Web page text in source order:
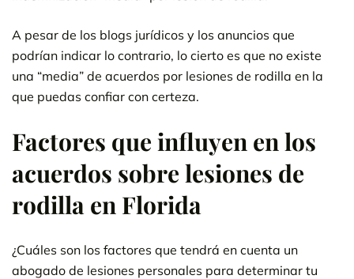
A pesar de los blogs jurídicos y los anuncios que
podrían indicar lo contrario, lo cierto es que no existe
una “media” de acuerdos por lesiones de rodilla en la
que puedas confiar con certeza.
Factores que influyen en los
acuerdos sobre lesiones de
rodilla en Florida
¿Cuáles son los factores que tendrá en cuenta un
abogado de lesiones personales para determinar tu